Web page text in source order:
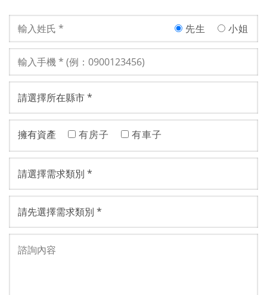
先生 小姐
擁有資產 有房子 有車子